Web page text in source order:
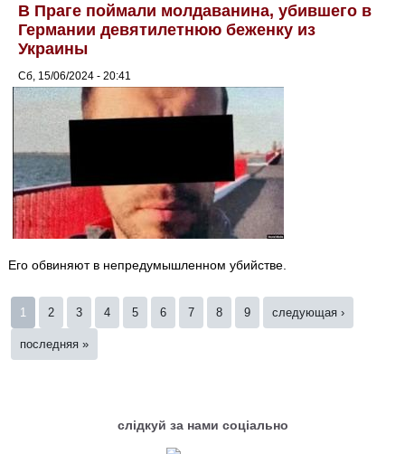
В Праге поймали молдаванина, убившего в
Германии девятилетнюю беженку из
Украины
Сб, 15/06/2024 - 20:41
Его обвиняют в непредумышленном убийстве.
Страницы
1 2 3 4 5 6 7 8 9 следующая ›
последняя »
слідкуй за нами соціально